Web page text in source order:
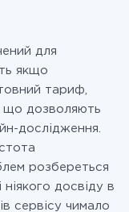
для
якщо
тариф,
що дозволяють
дослідження.
розбереться
ніякого досвіду в
сервісу чимало